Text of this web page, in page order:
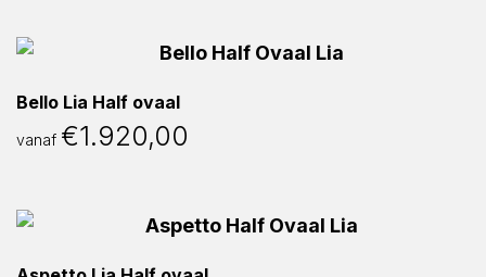
Bello Lia Half ovaal
vanaf €1.920,00